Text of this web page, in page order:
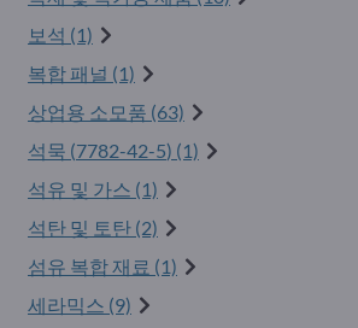
보석 (1)
복합 패널 (1)
상업용 소모품 (63)
석묵 (7782-42-5) (1)
석유 및 가스 (1)
석탄 및 토탄 (2)
섬유 복합 재료 (1)
세라믹스 (9)